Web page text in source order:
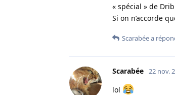
« spécial » de
Si on n’accorde
Scarabéea
Scarabée 22 nov.
lol